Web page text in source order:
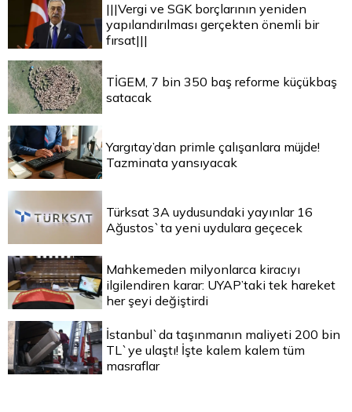
|||Vergi ve SGK borçlarının yeniden
yapılandırılması gerçekten önemli bir
fırsat|||
TİGEM, 7 bin 350 baş reforme küçükbaş
satacak
Yargıtay’dan primle çalışanlara müjde!
Tazminata yansıyacak
Türksat 3A uydusundaki yayınlar 16
Ağustos`ta yeni uydulara geçecek
Mahkemeden milyonlarca kiracıyı
ilgilendiren karar: UYAP’taki tek hareket
her şeyi değiştirdi
İstanbul`da taşınmanın maliyeti 200 bin
TL`ye ulaştı! İşte kalem kalem tüm
masraflar